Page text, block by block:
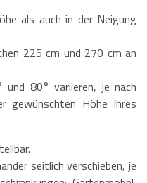
als auch in der Neigung
225 cm und 270 cm an
und 80° variieren, je nach
gewünschten Höhe Ihres
seitlich verschieben, je